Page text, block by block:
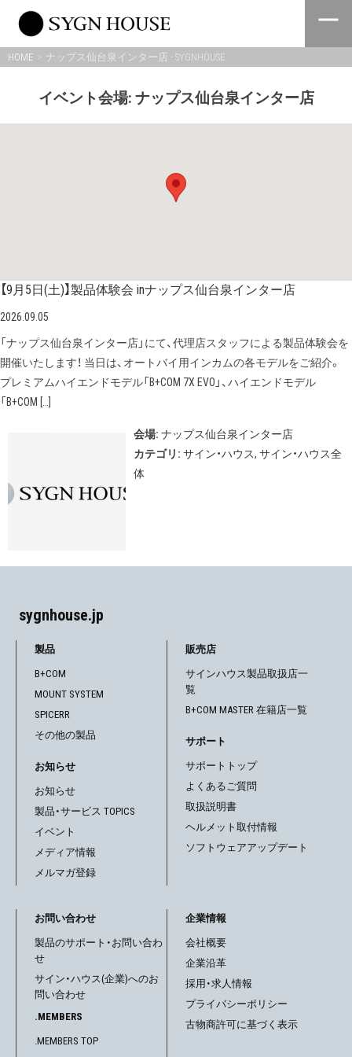
content
HOME ナップス仙台泉インター店 - SYGNHOUSE
イベント会場: ナップス仙台泉インター店
【9月5日(土)】製品体験会 inナップス仙台泉インター店
2026.09.05
「ナップス仙台泉インター店」にて、代理店スタッフによる製品体験会を
開催いたします！ 当日は、オートバイ用インカムの各モデルをご紹介。
プレミアムハイエンドモデル「B+COM 7X EVO」、ハイエンドモデル
「B+COM […]
会場: ナップス仙台泉インター店
カテゴリ: サイン・ハウス, サイン・ハウス全
体
sygnhouse.jp
製品
B+COM
MOUNT SYSTEM
SPICERR
その他の製品
お知らせ
お知らせ
製品・サービス TOPICS
イベント
メディア情報
メルマガ登録
販売店
サインハウス製品取扱店一
覧
B+COM MASTER 在籍店一覧
サポート
サポートトップ
よくあるご質問
取扱説明書
ヘルメット取付情報
ソフトウェアアップデート
お問い合わせ
製品のサポート・お問い合わ
せ
サイン・ハウス(企業)へのお
問い合わせ
.MEMBERS
.MEMBERS TOP
企業情報
会社概要
企業沿革
採用・求人情報
プライバシーポリシー
古物商許可に基づく表示